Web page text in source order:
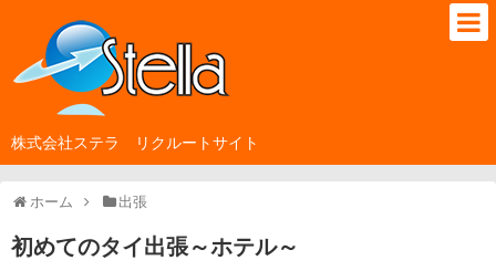
株式会社ステラ リクルートサイト
ホーム 出張
初めてのタイ出張～ホテル～